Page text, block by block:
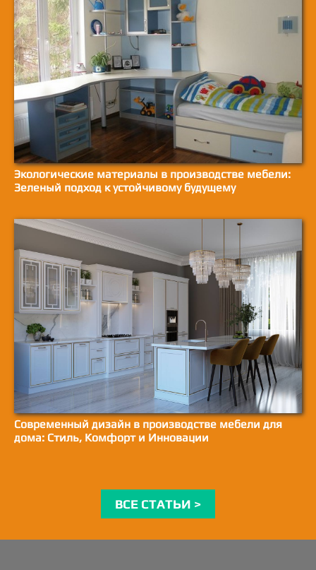
Экологические материалы в производстве мебели:
Зеленый подход к устойчивому будущему
Современный дизайн в производстве мебели для
дома: Стиль, Комфорт и Инновации
ВСЕ СТАТЬИ >